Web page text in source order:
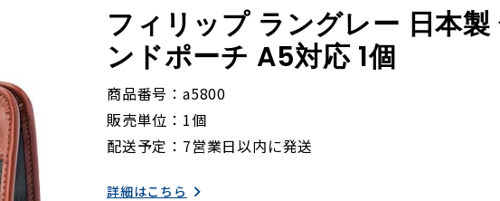
フィリップ ラングレー 日本製
ンドポーチ A5対応 1個
商品番号
a5800
販売単位
1個
配送予定
7営業日以内に発送
詳細はこちら